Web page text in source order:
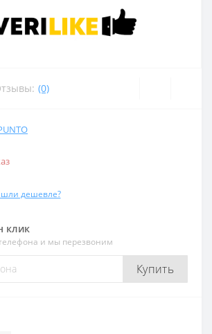
(0)
дешевле?
клик
и мы перезвоним
Купить